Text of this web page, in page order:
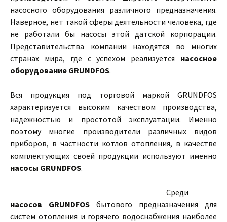
насосного оборудования различного предназначения.
Наверное, нет такой сферы деятельности человека, где
не работали бы насосы этой датской корпорации.
Представительства компании находятся во многих
странах мира, где с успехом реализуется насосное
оборудование GRUNDFOS.
Вся продукция под торговой маркой GRUNDFOS
характеризуется высоким качеством производства,
надежностью и простотой эксплуатации. Именно
поэтому многие производители различных видов
приборов, в частности котлов отопления, в качестве
комплектующих своей продукции используют именно
насосы GRUNDFOS.
Среди
насосов GRUNDFOS бытового предназначения для
систем отопления и горячего водоснабжения наиболее